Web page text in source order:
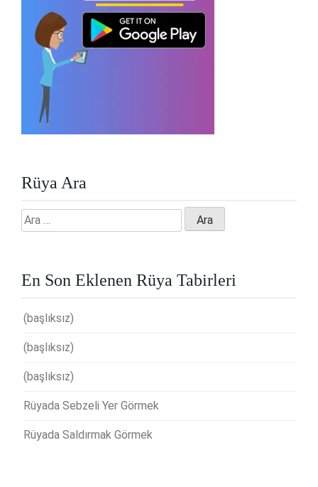
Rüya Ara
Arama:
En Son Eklenen Rüya Tabirleri
(başlıksız)
(başlıksız)
(başlıksız)
Rüyada Sebzeli Yer Görmek
Rüyada Saldırmak Görmek